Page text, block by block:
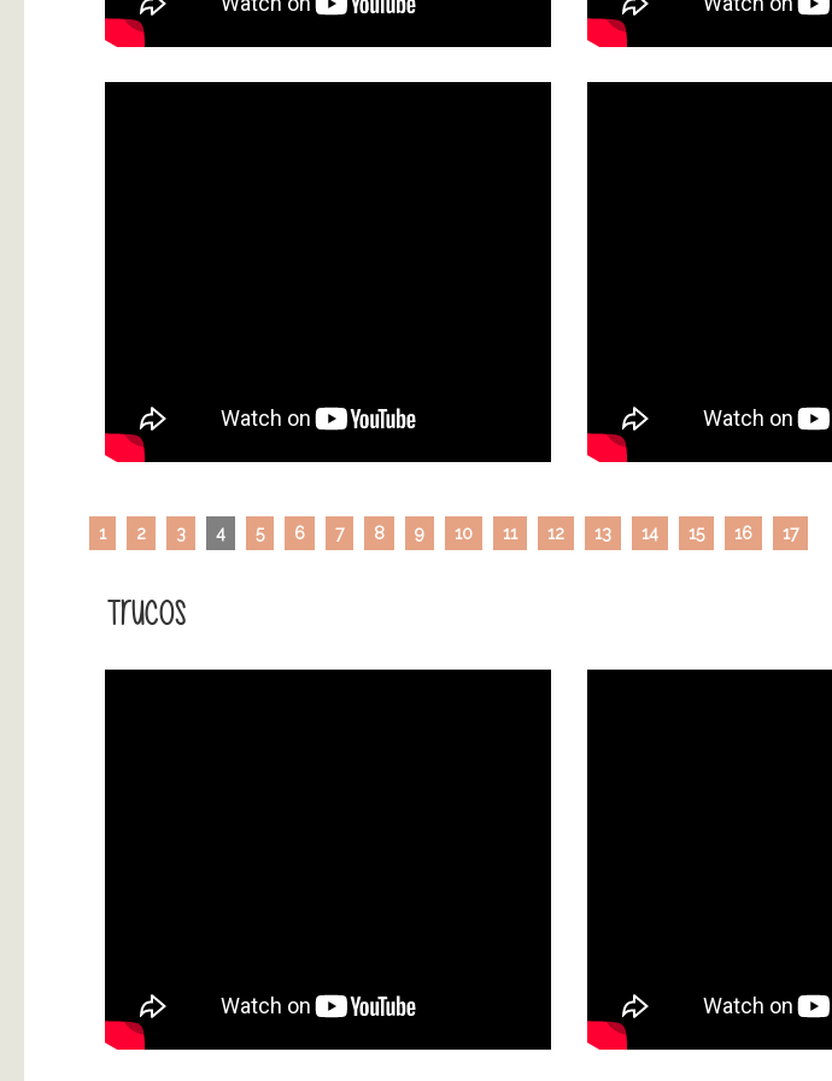
1 2 3 4 5 6 7 8 9 10 11 12 13 14 15 16 17
Trucos